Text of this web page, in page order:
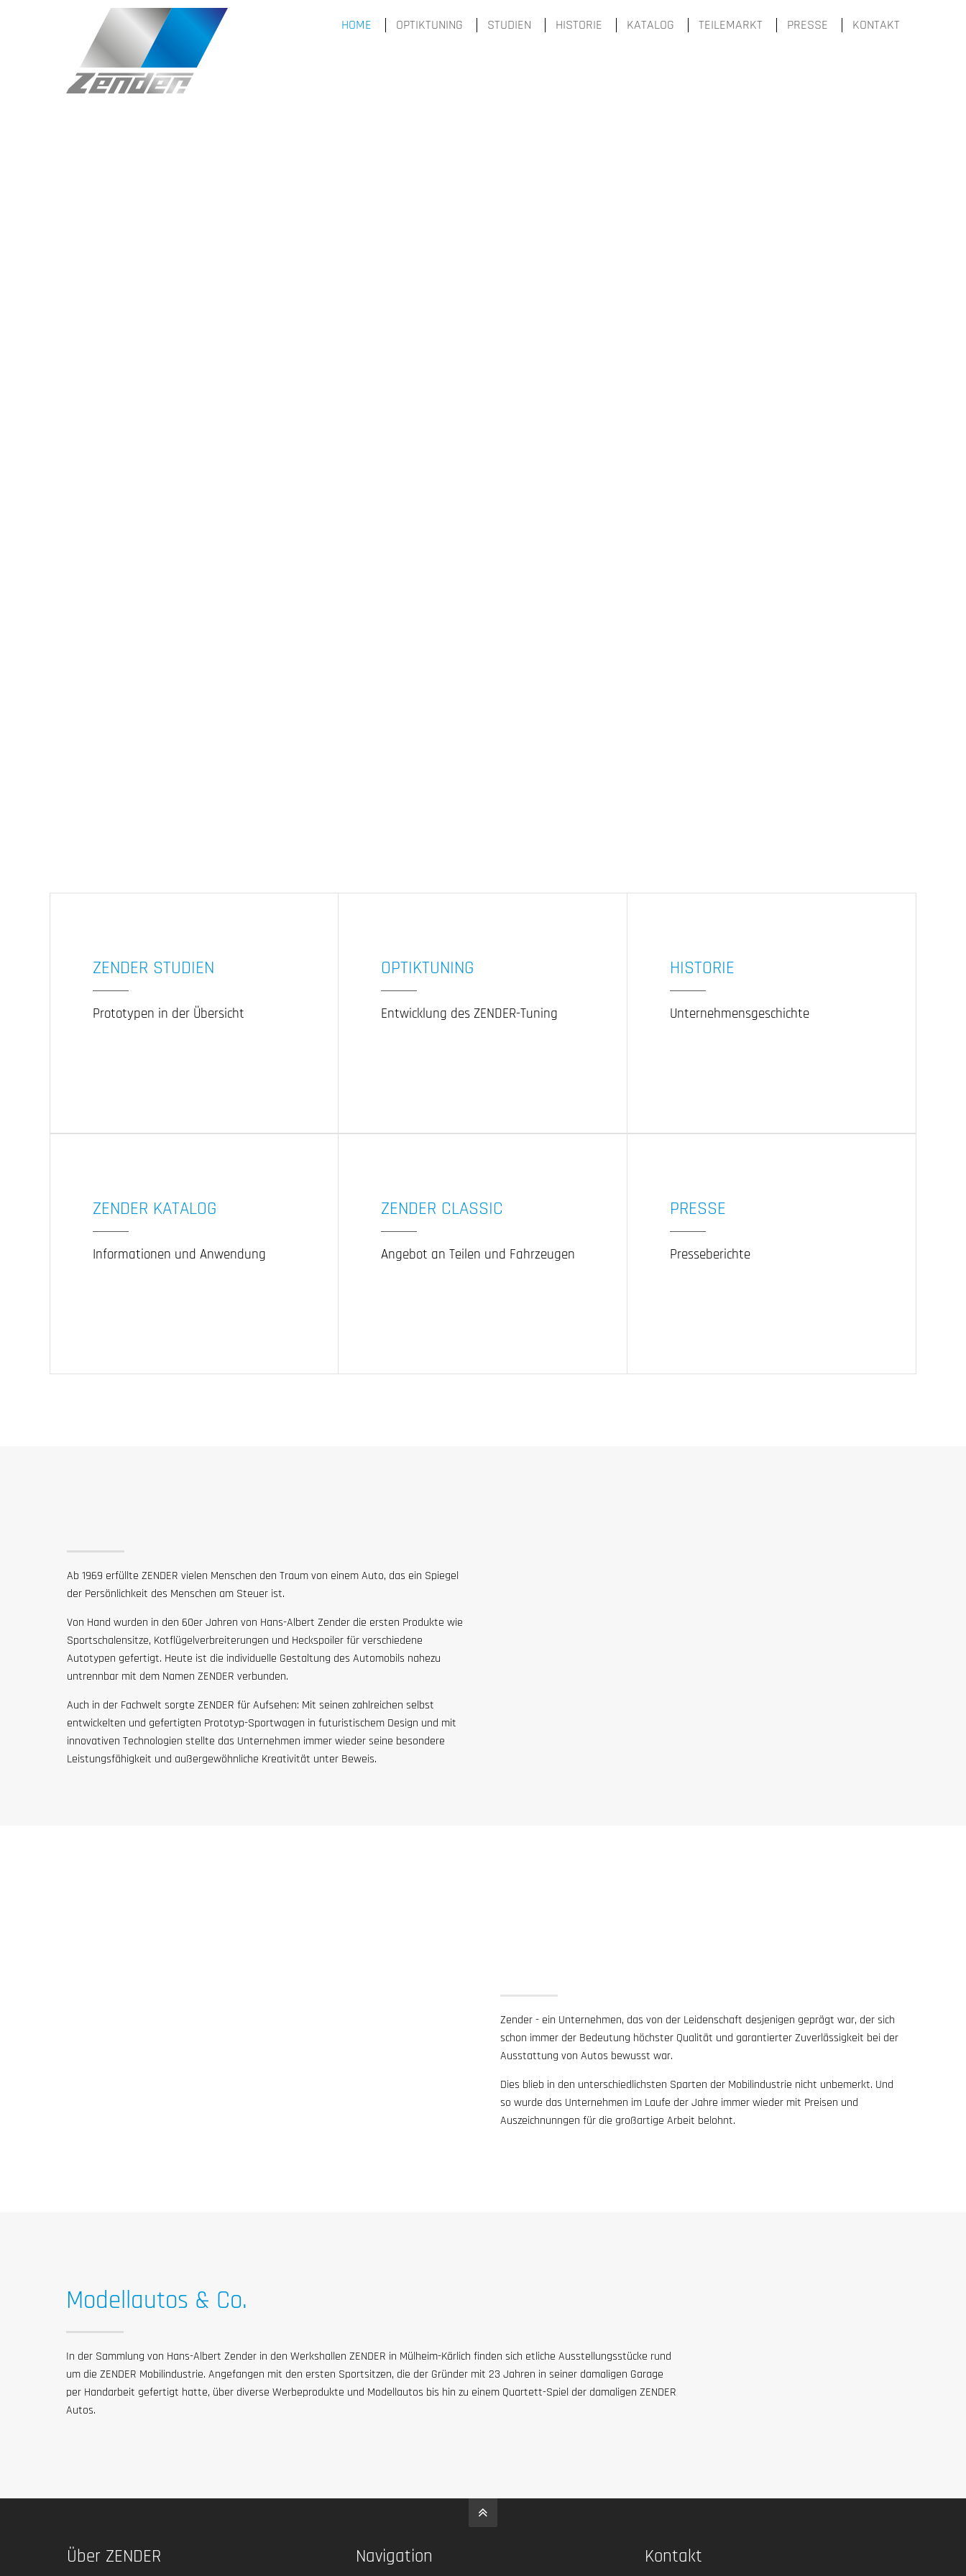
Der Eintrag "offcanvas-col1" existiert
leider nicht.
HOME OPTIKTUNING STUDIEN HISTORIE KATALOG TEILEMARKT PRESSE KONTAKT
ZENDER STUDIEN
Prototypen in der Übersicht
OPTIKTUNING
Entwicklung des ZENDER-Tuning
HISTORIE
Unternehmensgeschichte
ZENDER KATALOG
Informationen und Anwendung
ZENDER CLASSIC
Angebot an Teilen und Fahrzeugen
PRESSE
Presseberichte
Ab 1969 erfüllte ZENDER vielen Menschen den Traum von einem Auto, das ein Spiegel
der Persönlichkeit des Menschen am Steuer ist.
Von Hand wurden in den 60er Jahren von Hans-Albert Zender die ersten Produkte wie
Sportschalensitze, Kotflügelverbreiterungen und Heckspoiler für verschiedene
Autotypen gefertigt. Heute ist die individuelle Gestaltung des Automobils nahezu
untrennbar mit dem Namen ZENDER verbunden.
Auch in der Fachwelt sorgte ZENDER für Aufsehen: Mit seinen zahlreichen selbst
entwickelten und gefertigten Prototyp-Sportwagen in futuristischem Design und mit
innovativen Technologien stellte das Unternehmen immer wieder seine besondere
Leistungsfähigkeit und außergewöhnliche Kreativität unter Beweis.
Zender - ein Unternehmen, das von der Leidenschaft desjenigen geprägt war, der sich
schon immer der Bedeutung höchster Qualität und garantierter Zuverlässigkeit bei der
Ausstattung von Autos bewusst war.
Dies blieb in den unterschiedlichsten Sparten der Mobilindustrie nicht unbemerkt. Und
so wurde das Unternehmen im Laufe der Jahre immer wieder mit Preisen und
Auszeichnunngen für die großartige Arbeit belohnt.
Modellautos & Co.
In der Sammlung von Hans-Albert Zender in den Werkshallen ZENDER in Mülheim-Kärlich finden sich etliche Ausstellungsstücke rund
um die ZENDER Mobilindustrie. Angefangen mit den ersten Sportsitzen, die der Gründer mit 23 Jahren in seiner damaligen Garage
per Handarbeit gefertigt hatte, über diverse Werbeprodukte und Modellautos bis hin zu einem Quartett-Spiel der damaligen ZENDER
Autos.
Über ZENDER Navigation Kontakt